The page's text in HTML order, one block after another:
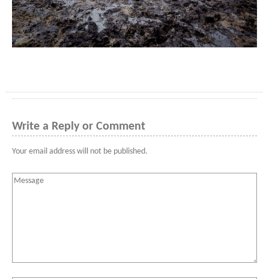
Write a Reply or Comment
Your email address will not be published.